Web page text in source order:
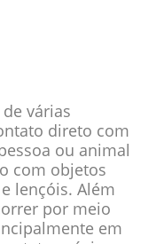
várias
direto com
ou animal
com objetos
lençóis. Além
por meio
em